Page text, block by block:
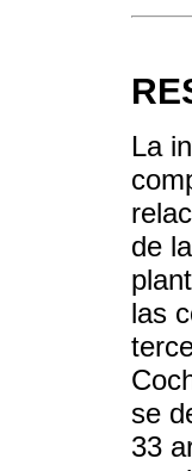
La
de
las
se
33